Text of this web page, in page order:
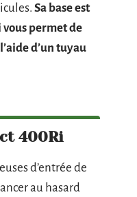
Sa base est
permet de
d’un tuyau
400Ri
d’entrée de
au hasard